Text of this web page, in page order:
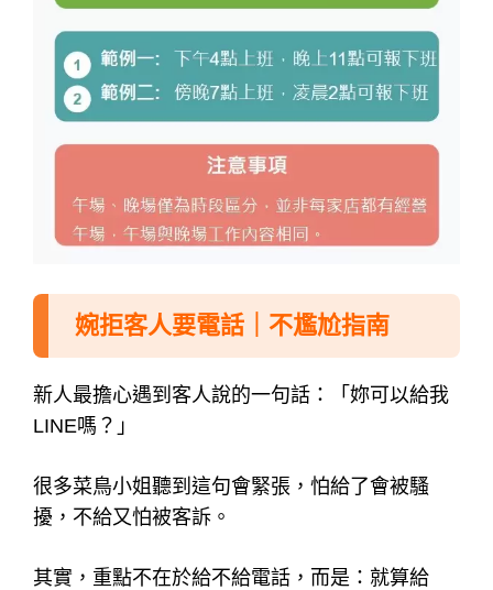
婉拒客人要電話｜不尷尬指南
新人最擔心遇到客人說的一句話：「妳可以給我
LINE嗎？」
很多菜鳥小姐聽到這句會緊張，怕給了會被騷
擾，不給又怕被客訴。
其實，重點不在於給不給電話，而是：就算給